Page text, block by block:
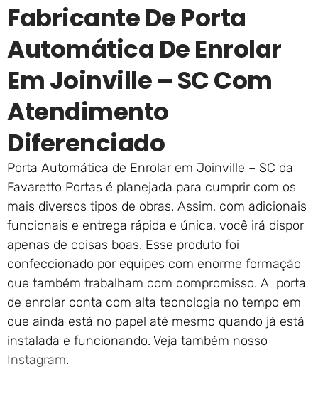
Fabricante De Porta
Automática De Enrolar
Em Joinville – SC Com
Atendimento
Diferenciado
Porta Automática de Enrolar em Joinville – SC da
Favaretto Portas é planejada para cumprir com os
mais diversos tipos de obras. Assim, com adicionais
funcionais e entrega rápida e única, você irá dispor
apenas de coisas boas. Esse produto foi
confeccionado por equipes com enorme formação
que também trabalham com compromisso. A porta
de enrolar conta com alta tecnologia no tempo em
que ainda está no papel até mesmo quando já está
instalada e funcionando. Veja também nosso
Instagram.